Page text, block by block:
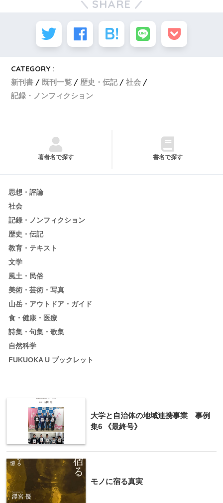
SHARE
CATEGORY :
新刊書
既刊一覧 歴史・伝記
社会
記録・ノンフィクション
著者名で探す 書名で探す
思想・評論
社会
記録・ノンフィクション
歴史・伝記
教育・テキスト
文学
風土・民俗
美術・芸術・写真
山岳・アウトドア・ガイド
食・健康・医療
詩集・句集・歌集
自然科学
FUKUOKA U ブックレット
大学と自治体の地域連携事業 事例
集6 《最終号》
モノに宿る真実